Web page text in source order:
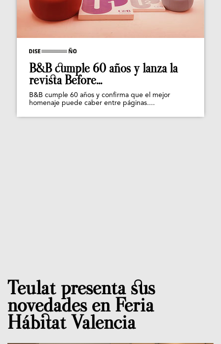
B&B cumple 60 años y lanza la
revista Before...
B&B cumple 60 años y confirma que el mejor
homenaje puede caber entre páginas....
Teulat presenta sus
novedades en Feria
Hábitat Valencia